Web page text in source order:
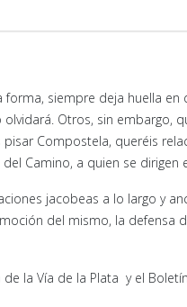
siempre deja huella
Otros, sin embargo,
Compostela, queréis
Camino, a quien se dirigen
jacobeas a lo largo y
del mismo, la defensa
Vía de la Plata y el Boletín